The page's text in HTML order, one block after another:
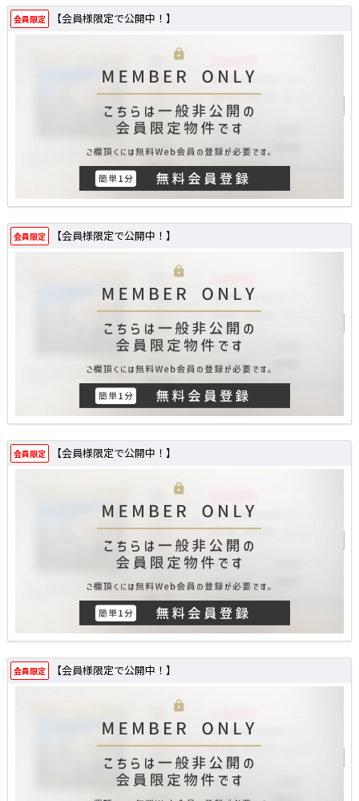
会員限定 【会員様限定で公開中！】
会員限定 【会員様限定で公開中！】
会員限定 【会員様限定で公開中！】
会員限定 【会員様限定で公開中！】